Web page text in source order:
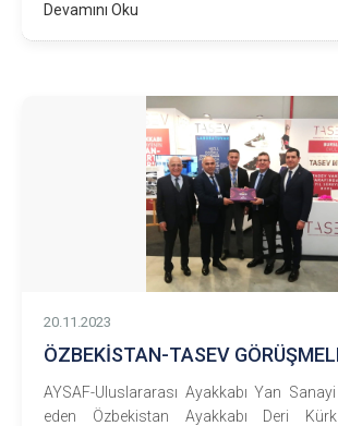
Devamını Oku
20.11.2023
ÖZBEKİSTAN-TASEV
AYSAF-Uluslararası Ayakkabı Yan Sanayi
eden Özbekistan Ayakkabı Deri